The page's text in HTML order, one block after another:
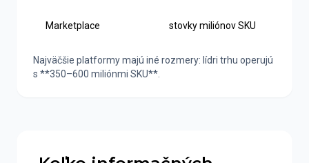
Marketplace stovky miliónov SKU
Najväčšie platformy majú iné rozmery: lídri trhu operujú
s **350–600 miliónmi SKU**.